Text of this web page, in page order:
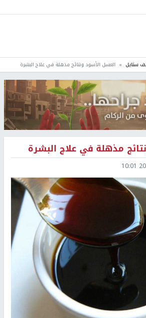
ستايل العسل الأسود ونتائج مذهلة في علاج البشرة
مذهلة في علاج البشرة